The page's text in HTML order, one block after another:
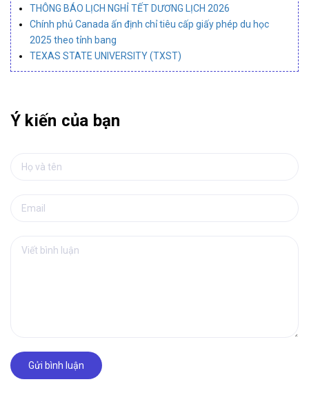
THÔNG BÁO LỊCH NGHỈ TẾT DƯƠNG LỊCH 2026
Chính phủ Canada ấn định chỉ tiêu cấp giấy phép du học
2025 theo tỉnh bang
TEXAS STATE UNIVERSITY (TXST)
Ý kiến của bạn
Gửi bình luận